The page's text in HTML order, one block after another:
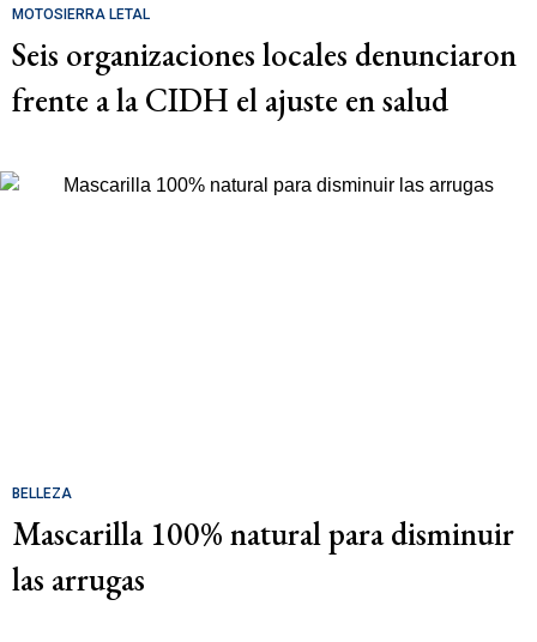
MOTOSIERRA LETAL
Seis organizaciones locales denunciaron
frente a la CIDH el ajuste en salud
BELLEZA
Mascarilla 100% natural para disminuir
las arrugas